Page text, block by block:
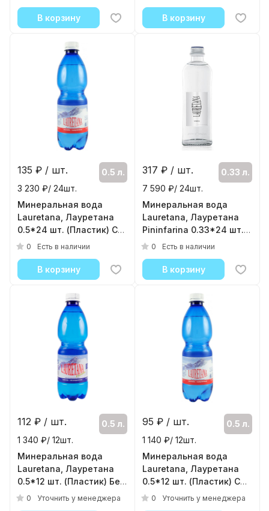
В корзину В корзину
135 ₽ / шт.
0.5 л.
3 230 ₽/ 24шт.
Минеральная вода
Lauretana, Лауретана
0.5*24 шт. (Пластик) С
газом
0 Есть в наличии
В корзину
317 ₽ / шт.
0.33 л.
7 590 ₽/ 24шт.
Минеральная вода
Lauretana, Лауретана
Pininfarina 0.33*24 шт.
(Стекло) С газом
0 Есть в наличии
В корзину
112 ₽ / шт.
0.5 л.
1 340 ₽/ 12шт.
Минеральная вода
Lauretana, Лауретана
0.5*12 шт. (Пластик) Без
Газа
0 Уточнить у менеджера
95 ₽ / шт.
0.5 л.
1 140 ₽/ 12шт.
Минеральная вода
Lauretana, Лауретана
0.5*12 шт. (Пластик) С
газом
0 Уточнить у менеджера